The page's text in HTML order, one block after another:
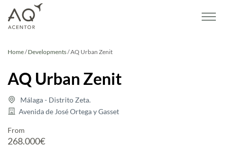
Home/Developments/AQ Urban Zenit
AQ Urban Zenit
Málaga - Distrito Zeta.
Avenida de José Ortega y Gasset
From
268.000€